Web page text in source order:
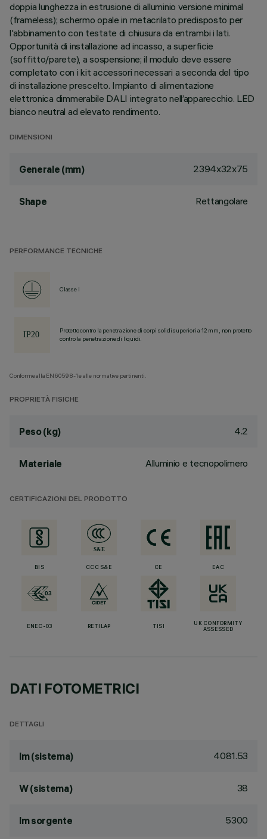
doppia lunghezza in estrusione di alluminio versione minimal
(frameless); schermo opale in metacrilato predisposto per
l'abbinamento con testate di chiusura da entrambi i lati.
Opportunità di installazione ad incasso, a superficie
(soffitto/parete), a sospensione; il modulo deve essere
completato con i kit accessori necessari a seconda del tipo
di installazione prescelto. Impianto di alimentazione
elettronica dimmerabile DALI integrato nell’apparecchio. LED
bianco neutral ad elevato rendimento.
DIMENSIONI
Generale (mm) 2394x32x75
Shape Rettangolare
PERFORMANCE TECNICHE
Classe I
Protetto contro la penetrazione di corpi solidi superiori a 12 mm, non protetto
contro la penetrazione di liquidi.
Conforme alla EN60598-1 e alle normative pertinenti.
PROPRIETÀ FISICHE
Peso (kg) 4.2
Materiale Alluminio e tecnopolimero
CERTIFICAZIONI DEL PRODOTTO
BIS CCC S&E CE EAC
ENEC-03 RETILAP TISI
UK CONFORMITY
ASSESSED
DATI FOTOMETRICI
DETTAGLI
lm (sistema) 4081.53
W (sistema) 38
lm sorgente 5300